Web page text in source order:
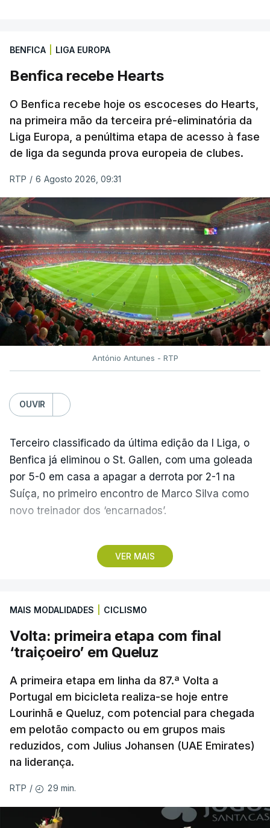
BENFICA LIGA EUROPA
Benfica recebe Hearts
O Benfica recebe hoje os escoceses do Hearts,
na primeira mão da terceira pré-eliminatória da
Liga Europa, a penúltima etapa de acesso à fase
de liga da segunda prova europeia de clubes.
RTP / 6 Agosto 2026, 09:31
António Antunes - RTP
OUVIR
VER MAIS
Terceiro classificado da última edição da I Liga, o
Benfica já eliminou o St. Gallen, com uma goleada
por 5-0 em casa a apagar a derrota por 2-1 na
Suíça, no primeiro encontro de Marco Silva como
novo treinador dos ‘encarnados’.
Pela frente, as ‘águias’ vão ter agora o vice-
campeão escocês, que tem o português Cláudio
de serem eliminados pelos austríacos do Sturm
Graz, com um agregado de 6-0.
Caso se qualifique, o Benfica vai encontrar outra
equipa relegada da ‘Champions’, o derrotado do
encontro entre Aarhus, campeão dinamarquês, ou
o Sabah, campeão do Azerbaijão, sendo que, em
caso de afastamento, os 'encarnados' caem para o
play-off da Liga Conferência, encontrando os
estónios do Paide ou os austríacos do Rapid Viena.
arbitragem do romeno Marian Barbu, enquanto a
MAIS MODALIDADES CICLISMO
Volta: primeira etapa com final
‘traiçoeiro’ em Queluz
A primeira etapa em linha da 87.ª Volta a
Portugal em bicicleta realiza-se hoje entre
Lourinhã e Queluz, com potencial para chegada
em pelotão compacto ou em grupos mais
reduzidos, com Julius Johansen (UAE Emirates)
na liderança.
RTP / 29 min.